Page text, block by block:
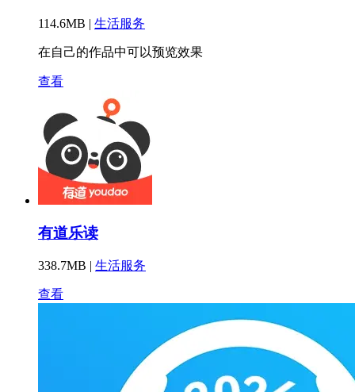
114.6MB | 生活服务
在自己的作品中可以预览效果
查看
有道乐读
338.7MB | 生活服务
查看